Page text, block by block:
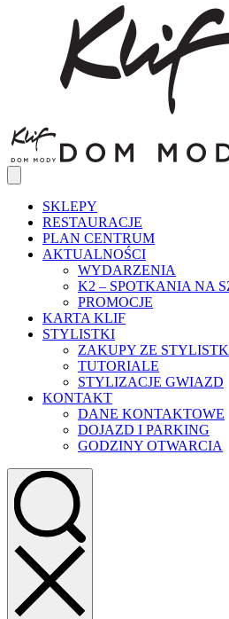
SKLEPY
RESTAURACJE
PLAN CENTRUM
AKTUALNOŚCI
WYDARZENIA
K2 – SPOTKANIA NA
PROMOCJE
KARTA KLIF
STYLISTKI
ZAKUPY ZE
TUTORIALE
STYLIZACJE GWIAZD
KONTAKT
DANE KONTAKTOWE
DOJAZD I PARKING
GODZINY OTWARCIA